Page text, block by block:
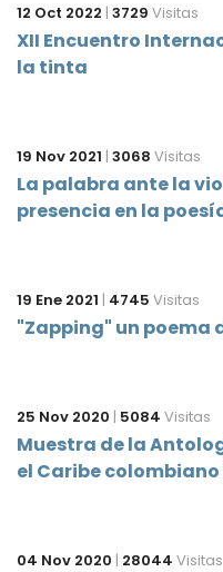
12 Oct 2022 | 3729 Visitas
XII Encuentro
la tinta
19 Nov 2021 | 3068 Visitas
La palabra ante la
presencia en la
19 Ene 2021 | 4745 Visitas
"Zapping" un poema
25 Nov 2020 | 5084 Visitas
Muestra de la
el Caribe colombiano
04 Nov 2020 | 28044 Visitas